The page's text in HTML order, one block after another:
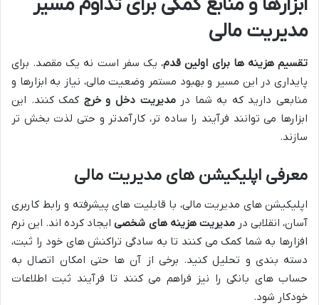
ابزارها و منابع کمکی برای تداوم مسیر
مدیریت مالی
تقسیم هزینه ها برای اولین قدم، یک سفر است نه یک مقصد. برای
پایداری در این مسیر و بهبود مستمر وضعیت مالی، نیاز به ابزارها و
منابعی دارید که به شما درمدیریت دخل و خرج کمک کنند. این
ابزارها می توانند فرآیند را ساده تر، کارآمدتر و حتی لذت بخش تر
سازند.
معرفی اپلیکیشن های مدیریت مالی
اپلیکیشن های مدیریت مالی، با قابلیت های پیشرفته و رابط کاربری
آسان، انقلابی درمدیریت هزینه های شخصیایجاد کرده اند. این نرم
افزارها به شما کمک می کنند تا به سادگی تراکنش های خود را ثبت،
دسته بندی و تحلیل کنید. برخی از آن ها حتی امکان اتصال به
حساب های بانکی را نیز فراهم می کنند تا فرآیند ثبت اطلاعات
خودکار شود.